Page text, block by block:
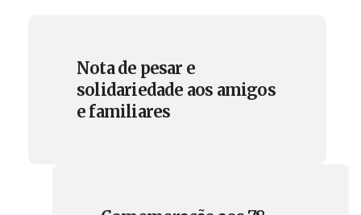
Nota de pesar e
solidariedade aos amigos
e familiares